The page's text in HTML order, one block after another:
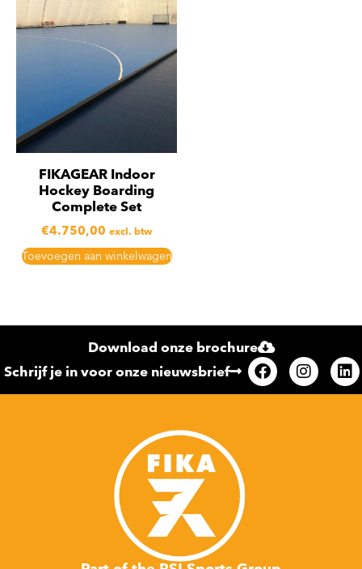
FIKAGEAR Indoor
Hockey Boarding
Complete Set
€4.750,00 excl. btw
Toevoegen aan winkelwagen
Download onze brochure
Schrijf je in voor onze nieuwsbrief